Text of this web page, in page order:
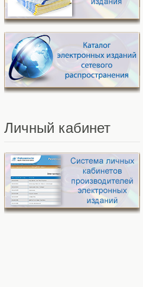
Личный кабинет